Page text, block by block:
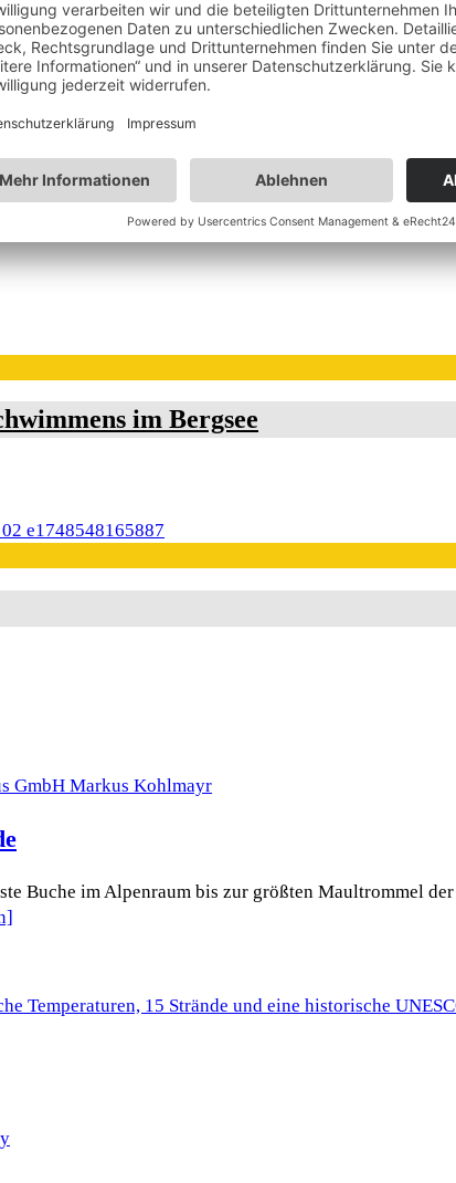
im Bergsee
Buche im Alpenraum bis zur größten Maultrommel
Temperaturen, 15 Strände und eine historische